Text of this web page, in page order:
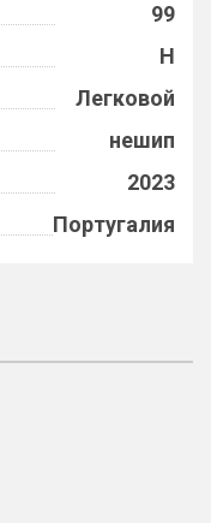
99
H
Легковой
нешип
2023
Португалия